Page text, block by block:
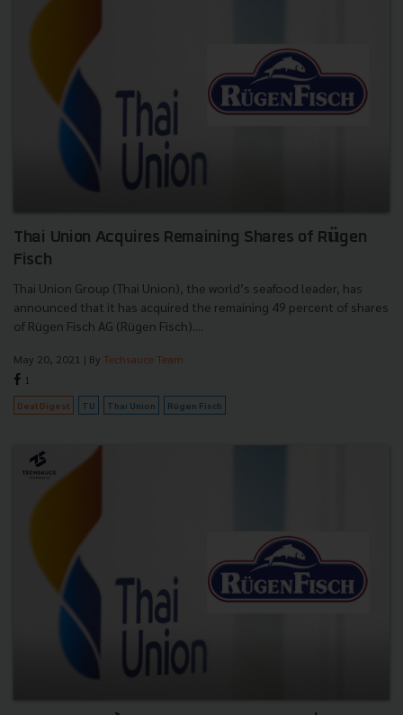
Thai Union Acquires Remaining Shares of Rügen
Fisch
Thai Union Group (Thai Union), the world’s seafood leader, has
announced that it has acquired the remaining 49 percent of shares
of Rügen Fisch AG (Rügen Fisch)....
May 20, 2021 | By Techsauce Team
1
Deal Digest TU Thai Union Rügen Fisch